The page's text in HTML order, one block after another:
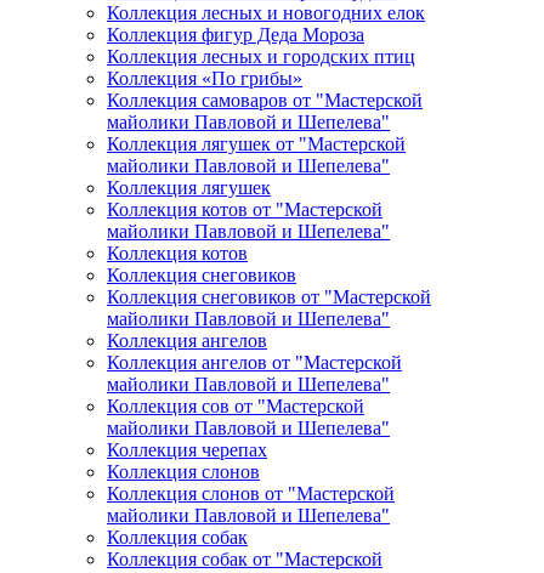
Коллекция лесных и новогодних елок
Коллекция фигур Деда Мороза
Коллекция лесных и городских птиц
Коллекция «По грибы»
Коллекция самоваров от "Мастерской
майолики Павловой и Шепелева"
Коллекция лягушек от "Мастерской
майолики Павловой и Шепелева"
Коллекция лягушек
Коллекция котов от "Мастерской
майолики Павловой и Шепелева"
Коллекция котов
Коллекция снеговиков
Коллекция снеговиков от "Мастерской
майолики Павловой и Шепелева"
Коллекция ангелов
Коллекция ангелов от "Мастерской
майолики Павловой и Шепелева"
Коллекция сов от "Мастерской
майолики Павловой и Шепелева"
Коллекция черепах
Коллекция слонов
Коллекция слонов от "Мастерской
майолики Павловой и Шепелева"
Коллекция собак
Коллекция собак от "Мастерской